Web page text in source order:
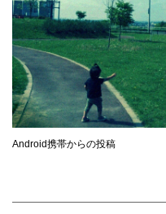
Android携帯からの投稿